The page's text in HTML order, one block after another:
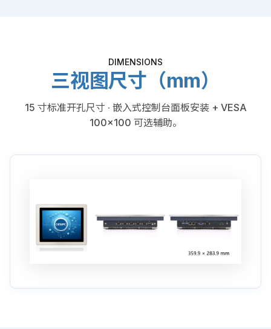
DIMENSIONS
三视图尺寸（mm）
15 寸标准开孔尺寸 · 嵌入式控制台面板安装 + VESA
100×100 可选辅助。